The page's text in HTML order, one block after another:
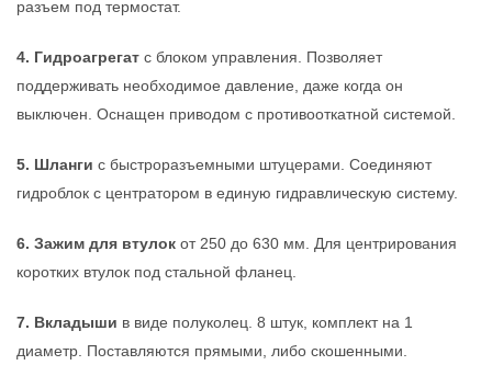
разъем под термостат.
4. Гидроагрегат с блоком управления. Позволяет
поддерживать необходимое давление, даже когда он
выключен. Оснащен приводом с противооткатной системой.
5. Шланги с быстроразъемными штуцерами. Соединяют
гидроблок с центратором в единую гидравлическую систему.
6. Зажим для втулок от 250 до 630 мм. Для центрирования
коротких втулок под стальной фланец.
7. Вкладыши в виде полуколец. 8 штук, комплект на 1
диаметр. Поставляются прямыми, либо скошенными.